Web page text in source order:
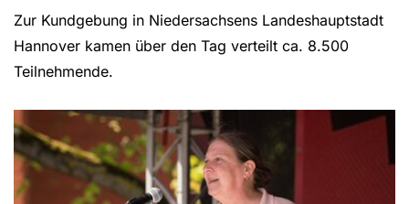
Zur Kundgebung in Niedersachsens Landeshauptstadt
Hannover kamen über den Tag verteilt ca. 8.500
Teilnehmende.